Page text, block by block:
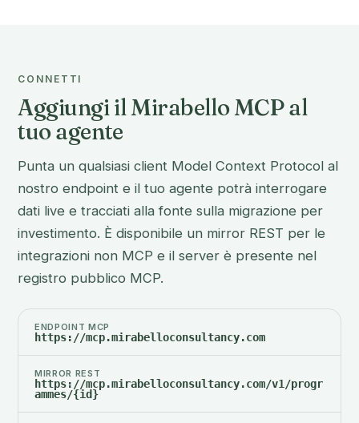
CONNETTI
Aggiungi il Mirabello MCP al
tuo agente
Punta un qualsiasi client Model Context Protocol al
nostro endpoint e il tuo agente potrà interrogare
dati live e tracciati alla fonte sulla migrazione per
investimento. È disponibile un mirror REST per le
integrazioni non MCP e il server è presente nel
registro pubblico MCP.
ENDPOINT MCP
https://mcp.mirabelloconsultancy.com
MIRROR REST
https://mcp.mirabelloconsultancy.com/v1/progr
ammes/{id}